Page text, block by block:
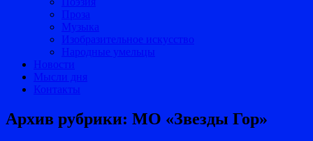
Проза
Музыка
Изобразительное искусство
Народные умельцы
Новости
Мысли дня
Контакты
Архив рубрики: МО «Звезды Гор»